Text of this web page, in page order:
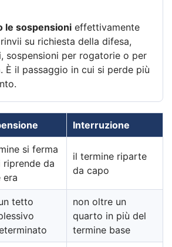
le sospensioni effettivamente
su richiesta della difesa,
sospensioni per rogatorie o per
È il passaggio in cui si perde più
Interruzione
si ferma
riprende da
era
il termine riparte
da capo
tetto
non oltre un
quarto in più del
termine base